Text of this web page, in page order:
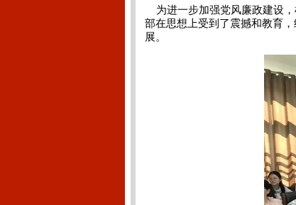
为进一步加强党风廉政建设，
部在思想上受到了震撼和教育
展。